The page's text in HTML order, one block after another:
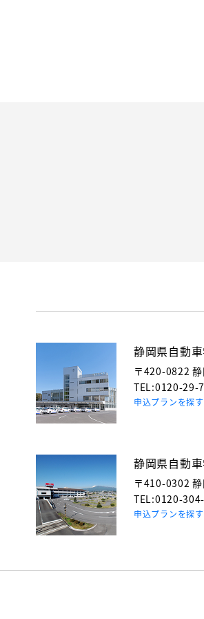
静岡県自動
〒420-0822
TEL:0120-
申込プランを探す
静岡県自動
〒410-0302
TEL:0120-
申込プランを探す